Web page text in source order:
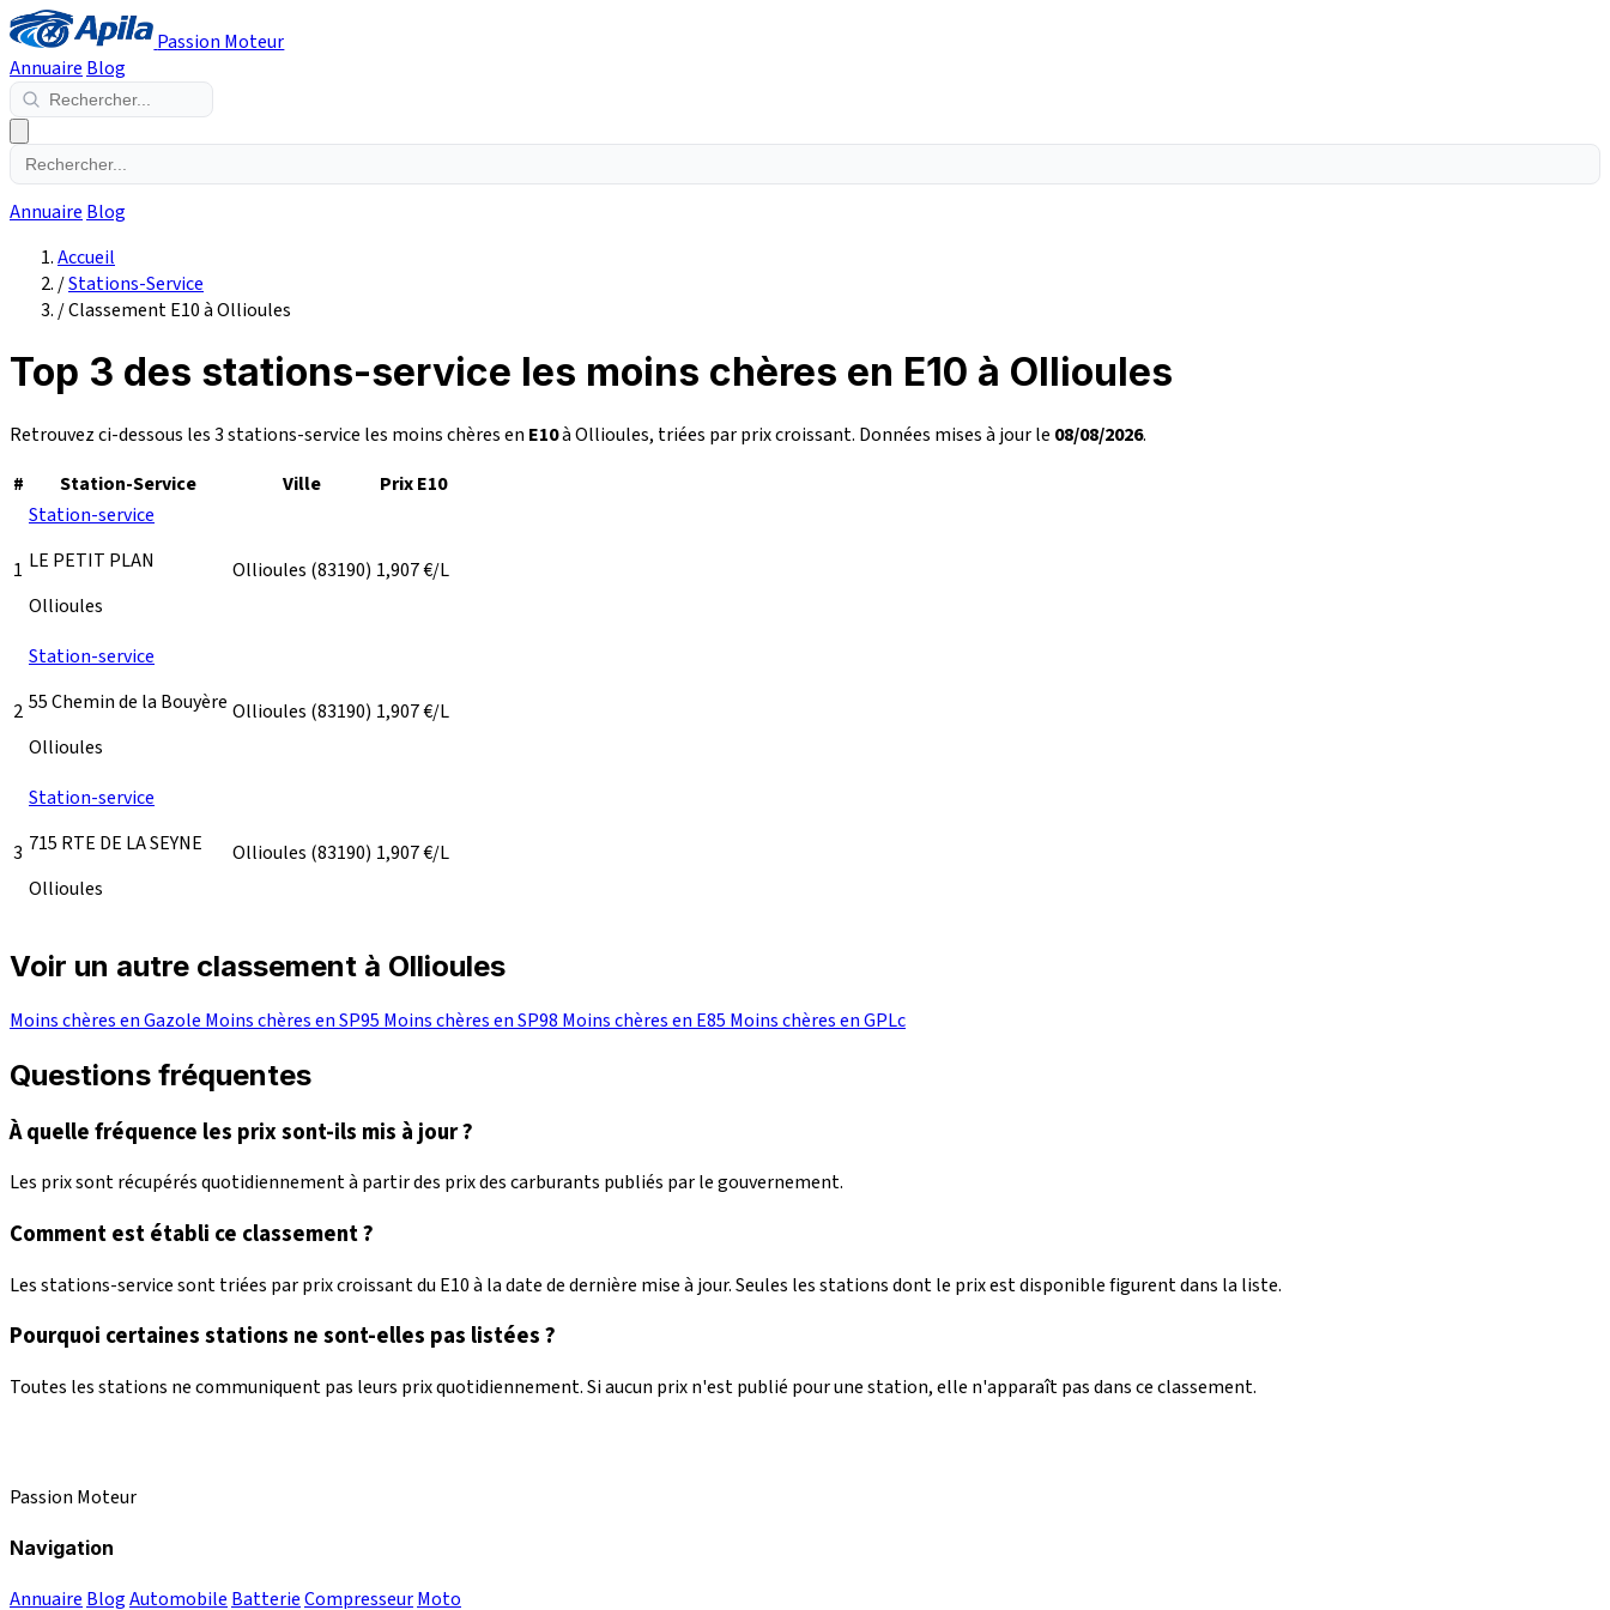
Passion Moteur
Annuaire Blog
Annuaire Blog
Accueil
/Stations-Service
/Classement E10 à Ollioules
Top 3 des stations-service les moins chères en E10 à Ollioules
Retrouvez ci-dessous les 3 stations-service les moins chères en E10à Ollioules, triées par prix croissant. Données mises à jour le 08/08/2026.
#
Station-Service Ville Prix E10
1
Station-service
LE PETIT PLAN
Ollioules
Ollioules (83190) 1,907€/L
2
Station-service
55 Chemin de la Bouyère
Ollioules
Ollioules (83190) 1,907€/L
3
Station-service
715 RTE DE LA SEYNE
Ollioules
Ollioules (83190) 1,907€/L
Voir un autre classement à Ollioules
Moins chères en Gazole Moins chères en SP95 Moins chères en SP98 Moins chères en E85 Moins chères en GPLc
Questions fréquentes
À quelle fréquence les prix sont-ils mis à jour ?
Les prix sont récupérés quotidiennement à partir des prix des carburants publiés par le gouvernement.
Comment est établi ce classement ?
Les stations-service sont triées par prix croissant du E10 à la date de dernière mise à jour. Seules les stations dont le prix est disponible figurent dans la liste.
Pourquoi certaines stations ne sont-elles pas listées ?
Toutes les stations ne communiquent pas leurs prix quotidiennement. Si aucun prix n'est publié pour une station, elle n'apparaît pas dans ce classement.
Passion Moteur
Navigation
Annuaire BlogAutomobile BatterieCompresseurMoto